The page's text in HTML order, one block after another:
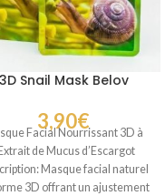
3D Snail Mask Belov
3,90€
Facial Nourrissant 3D à
de Mucus d’Escargot
Masque facial naturel
3D offrant un ajustement